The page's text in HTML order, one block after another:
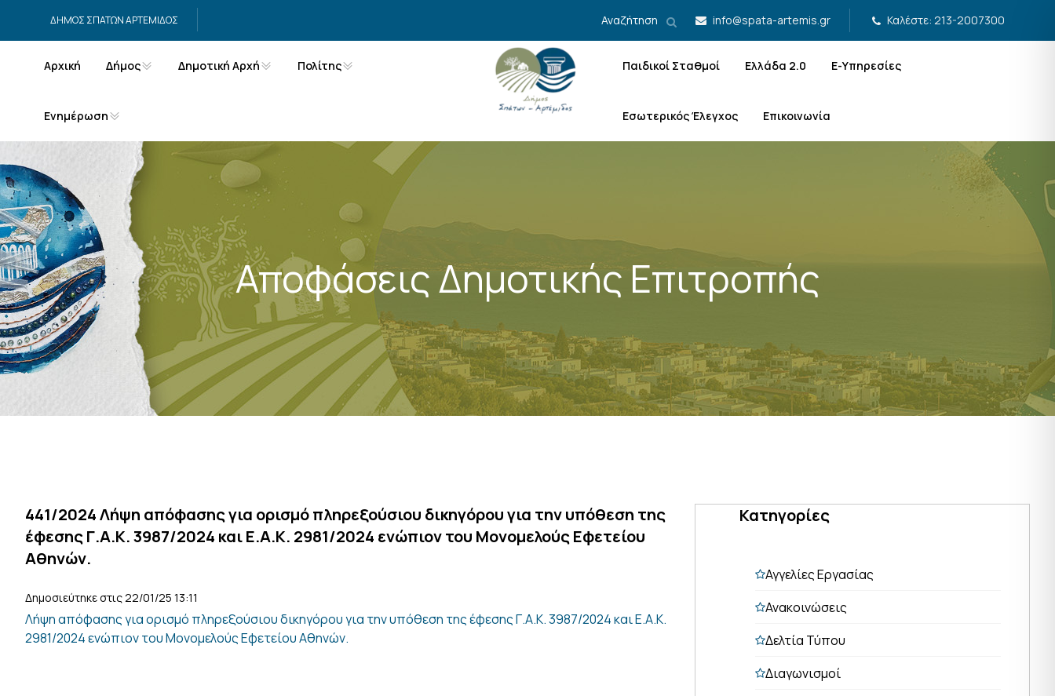
ΔΗΜΟΣ ΣΠΑΤΩΝ ΑΡΤΕΜΙΔΟΣ Αναζήτηση info@spata-artemis.gr Καλέστε: 213-2007300
Αρχική Δήμος Δημοτική Αρχή Πολίτης
Ενημέρωση
Παιδικοί Σταθμοί Ελλάδα 2.0 Ε-Υπηρεσίες
Εσωτερικός Έλεγχος Επικοινωνία
Αποφάσεις Δημοτικής Επιτροπής
441/2024 Λήψη απόφασης για ορισμό πληρεξούσιου δικηγόρου για την υπόθεση της
έφεσης Γ.Α.Κ. 3987/2024 και Ε.Α.Κ. 2981/2024 ενώπιον του Μονομελούς Εφετείου
Αθηνών.
Δημοσιεύτηκε στις 22/01/25 13:11
Λήψη απόφασης για ορισμό πληρεξούσιου δικηγόρου για την υπόθεση της έφεσης Γ.Α.Κ. 3987/2024 και Ε.Α.Κ.
2981/2024 ενώπιον του Μονομελούς Εφετείου Αθηνών.
Κατηγορίες
Αγγελίες Εργασίας
Ανακοινώσεις
Δελτία Τύπου
Διαγωνισμοί